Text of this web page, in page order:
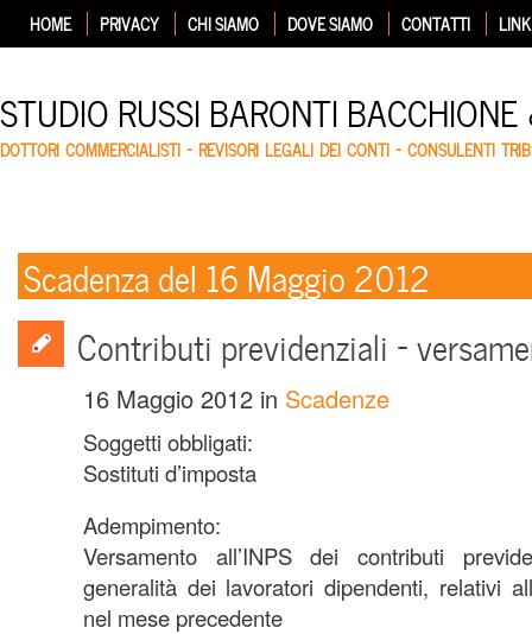
HOME PRIVACY CHI SIAMO DOVE SIAMO CONTATTI LINK
STUDIO RUSSI BARONTI
DOTTORI COMMERCIALISTI – REVISORI LEGALI DEI CONTI – CONSULENTI
Scadenza del 16 Maggio 2012
Contributi previdenziali –
16 Maggio 2012 in Scadenze
Soggetti obbligati:
Sostituti d’imposta
Adempimento:
Versamento all’INPS dei contributi
generalità dei lavoratori dipendenti, relativi
nel mese precedente